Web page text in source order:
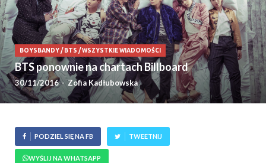
BOYSBANDY/BTS /WSZYSTKIE WIADOMOŚCI
BTS ponownie na chartach Billboard
30/11/2016- Zofia Kadłubowska
PODZIEL SIĘ NA FB TWEETNIJ
WYŚLIJ NA WHATSAPP